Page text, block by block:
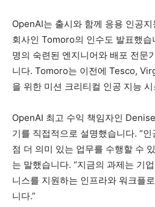
OpenAI는 출시와 함께 응용 인공
회사인 Tomoro의 인수도 발표했
명의 숙련된 엔지니어와 배포 전문
니다. Tomoro는 이전에 Tesco,
을 위한 미션 크리티컬 인공 지능
OpenAI 최고 수익 책임자인
기를 직접적으로 설명했습니다. “
점 더 의미 있는 업무를 수행할 수
는 말했습니다. “지금의 과제는 기
니스를 지원하는 인프라와 워크플
니다.”